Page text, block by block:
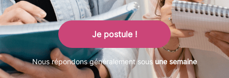
Je postule !
Nous répondons généralement sousune semaine